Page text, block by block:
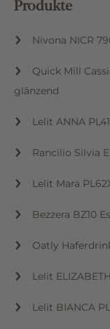
Produkte
Nivona NICR
Quick Mill
glänzend
Lelit ANNA
Rancilio Silvia
Lelit Mara
Bezzera BZ10
Oatly
Lelit
Lelit BIANCA